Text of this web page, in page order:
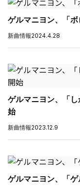
ゲルマニヨン、「
新曲情報2024.4.28
ゲルマニヨン、「
始
新曲情報2023.12.9
ゲルマニヨン、「